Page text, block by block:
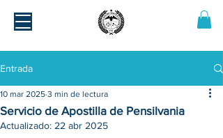
Entrada
Servicio de Apostilla de Pensilvania
10 mar 2025 3 min de lectura
Actualizado: 22 abr 2025